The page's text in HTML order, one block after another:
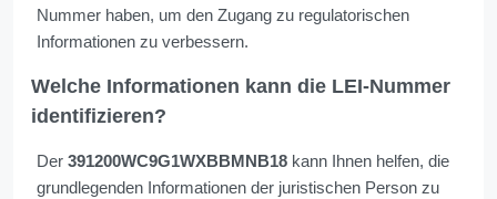
Nummer haben, um den Zugang zu regulatorischen
Informationen zu verbessern.
Welche Informationen kann die LEI-Nummer
identifizieren?
Der 391200WC9G1WXBBMNB18 kann Ihnen helfen, die
grundlegenden Informationen der juristischen Person zu